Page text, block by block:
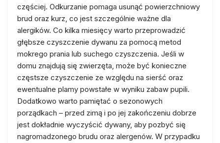
częściej. Odkurzanie pomaga usunąć powierzchniowy
brud oraz kurz, co jest szczególnie ważne dla
alergików. Co kilka miesięcy warto przeprowadzić
głębsze czyszczenie dywanu za pomocą metod
mokrego prania lub suchego czyszczenia. Jeśli w
domu znajdują się zwierzęta, może być konieczne
częstsze czyszczenie ze względu na sierść oraz
ewentualne plamy powstałe w wyniku zabaw pupili.
Dodatkowo warto pamiętać o sezonowych
porządkach – przed zimą i po jej zakończeniu dobrze
jest dokładnie wyczyścić dywany, aby pozbyć się
nagromadzonego brudu oraz alergenów. W przypadku